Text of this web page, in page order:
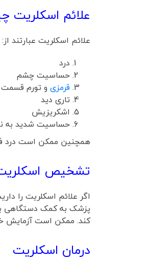
علائم اسکلریت
علائم اسکلریت عبارتند از:
درد
حساسیت چشم
قرمزی و تورم
تاری دید
اشکریزیش
حساسیت شدید به
همچنین ممکن است درد
تشخیص
اگر علائم اسکلریت را
پزشک به کمک دستگاهی
کند. ممکن است آزمایش
درمان اسکلریت